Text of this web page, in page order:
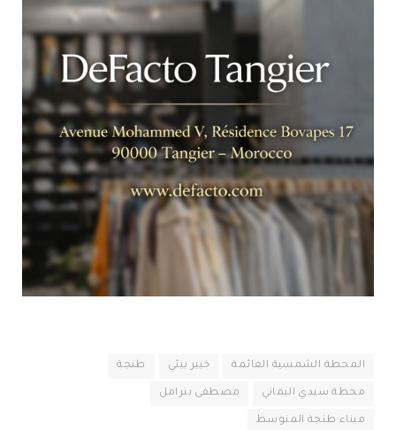
المحطة الشمسية العائمة خبير بيئي طنجة
محطة سيدي اليماني مصطفى بنرامل
ميناء طنجة المتوسط